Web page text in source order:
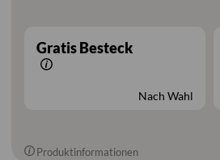
Gratis Besteck
Nach Wahl
Produktinformationen